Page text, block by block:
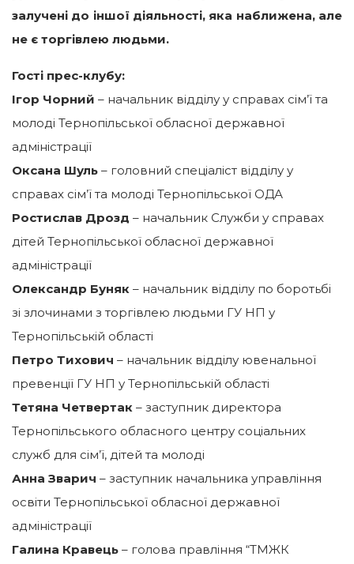
залучені до іншої діяльності, яка наближена, але
не є торгівлею людьми.
Гості прес-клубу:
Ігор Чорний – начальник відділу у справах сім’ї та
молоді Тернопільської обласної державної
адміністрації
Оксана Шуль – головний спеціаліст відділу у
справах сім’ї та молоді Тернопільської ОДА
Ростислав Дрозд – начальник Служби у справах
дітей Тернопільської обласної державної
адміністрації
Олександр Буняк – начальник відділу по боротьбі
зі злочинами з торгівлею людьми ГУ НП у
Тернопільській області
Петро Тихович – начальник відділу ювенальної
превенції ГУ НП у Тернопільській області
Тетяна Четвертак – заступник директора
Тернопільського обласного центру соціальних
служб для сім’ї, дітей та молоді
Анна Зварич – заступник начальника управління
освіти Тернопільської обласної державної
адміністрації
Галина Кравець – голова правління “ТМЖК